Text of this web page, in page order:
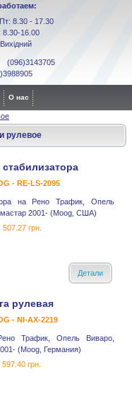
8.30 - 17.30
8.30-16.00
О нас
рулевое
стабилизатора
- RE-LS-2095
на Рено Трафик, Опель
2001- (Moog, США)
507.27 грн.
Детали
рулевая
- NI-AX-2219
Трафик, Опель Виваро,
(Moog, Германия)
597.40 грн.